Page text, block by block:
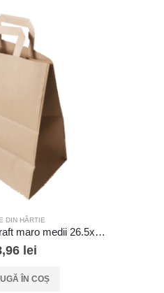
DIN HÂRTIE
Sacose din hartie kraft maro medii 26.5x17x29 – 300 buc./cutie
lei
ÎN COȘ